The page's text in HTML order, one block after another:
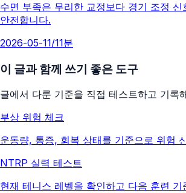
수면 부족은 무리한 교정보다 경기 조정
안전합니다.
2026-05-11/11분
이 글과 함께 쓰기 좋은 도구
글에서 다룬 기준을 직접 테스트하고 기록
부상 위험 체크
운동량, 통증, 회복 상태를 기준으로 위험
NTRP 실력 테스트
현재 테니스 레벨을 확인하고 다음 훈련 기